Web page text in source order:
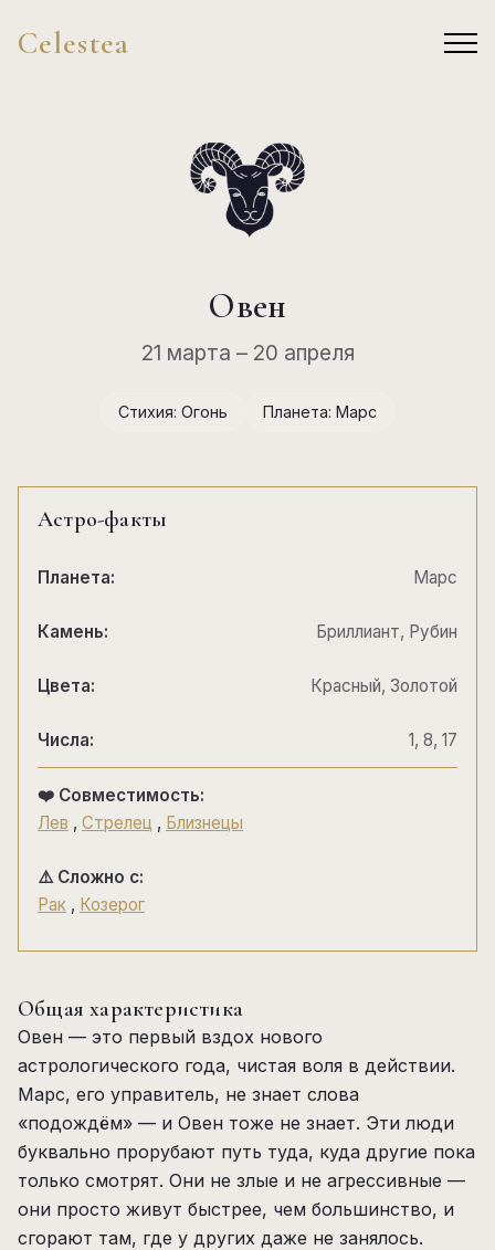
Celestea
Овен
21 марта – 20 апреля
Стихия: Огонь Планета: Марс
Общая характеристика
Овен — это первый вздох нового
астрологического года, чистая воля в действии.
Марс, его управитель, не знает слова
«подождём» — и Овен тоже не знает. Эти люди
буквально прорубают путь туда, куда другие пока
только смотрят. Они не злые и не агрессивные —
они просто живут быстрее, чем большинство, и
сгорают там, где у других даже не занялось.
Астро-факты
Планета: Марс
Камень: Бриллиант, Рубин
Цвета: Красный, Золотой
Числа: 1, 8, 17
❤️ Совместимость:
Лев , Стрелец , Близнецы
⚠️ Сложно с:
Рак , Козерог